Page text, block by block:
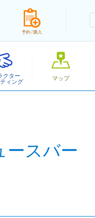
予約 / 購入
クター
ィング マップ
スバー